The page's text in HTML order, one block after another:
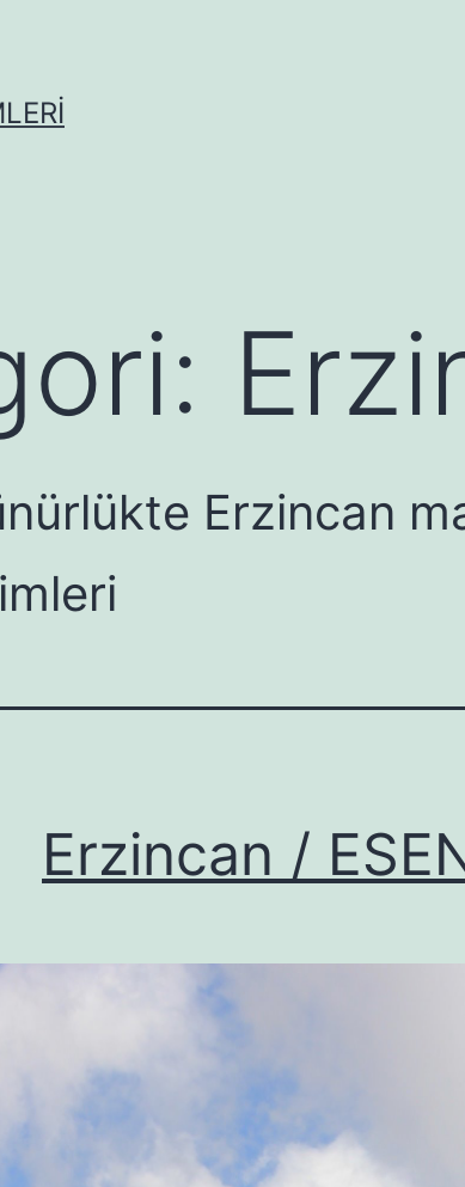
Erzincan
Erzincan /